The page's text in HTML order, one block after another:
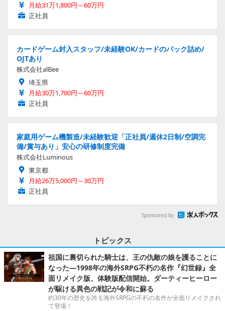
月給31万1,800円～60万円
正社員
カードゲーム封入スタッフ/未経験OK/カードのパック詰め/
OJTあり
株式会社alBee
埼玉県
月給30万1,700円～60万円
正社員
家庭用ゲーム機製造/未経験歓迎「正社員/週休2日制/空調完
備/賞与あり」安心の研修制度完備
株式会社Luminous
東京都
月給26万5,000円～30万円
正社員
Sponsored by
トピックス
祖国に裏切られた騎士は、王の仇敵の娘を護ることに
なった―1998年の海外SRPG不朽の名作『幻世録』全
面リメイク版、体験版配信開始。ダーティーヒーロー
が駆ける異色の戦記が令和に蘇る
約30年の歴史を誇る海外SRPGの不朽の名作が全面リメイクされ
て登場！